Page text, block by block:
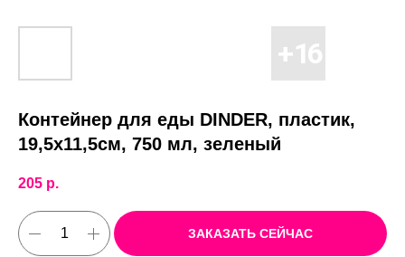
Контейнер для еды DINDER, пластик,
19,5х11,5см, 750 мл, зеленый
205 р.
ЗАКАЗАТЬ СЕЙЧАС